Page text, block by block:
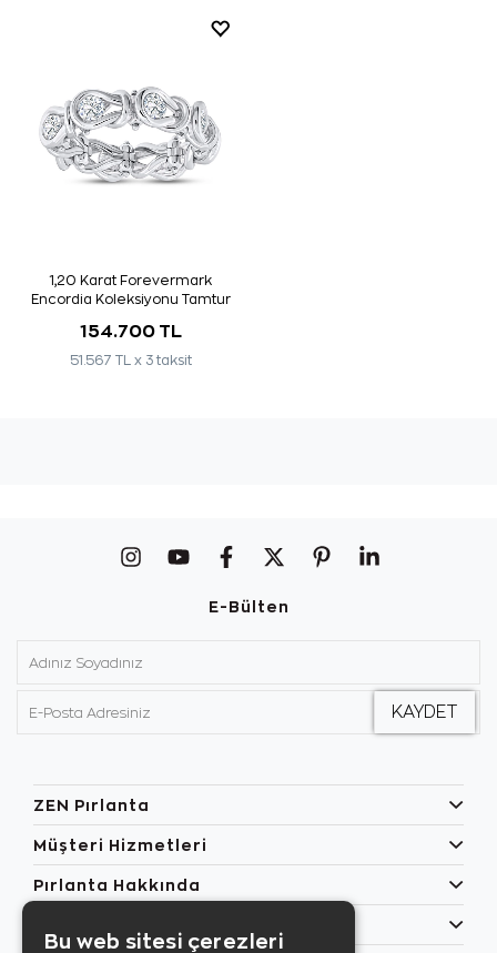
1,20 Karat Forevermark
Encordia Koleksiyonu Tamtur
154.700 TL
51.567 TL x 3 taksit
E-Bülten
ZEN Pırlanta
Müşteri Hizmetleri
Pırlanta Hakkında
Bu web sitesi çerezleri